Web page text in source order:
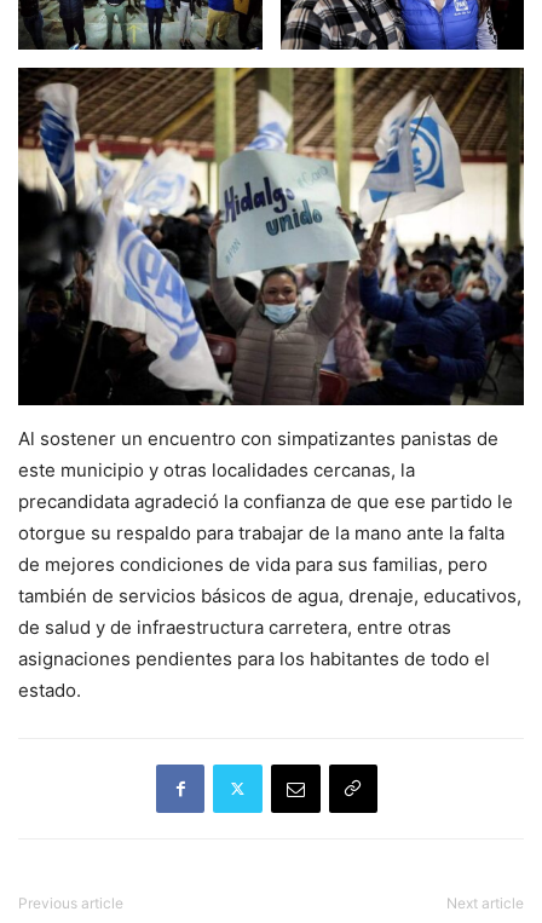
Al sostener un encuentro con simpatizantes panistas de
este municipio y otras localidades cercanas, la
precandidata agradeció la confianza de que ese partido le
otorgue su respaldo para trabajar de la mano ante la falta
de mejores condiciones de vida para sus familias, pero
también de servicios básicos de agua, drenaje, educativos,
de salud y de infraestructura carretera, entre otras
asignaciones pendientes para los habitantes de todo el
estado.
Previous article Next article